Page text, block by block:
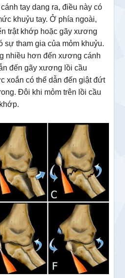
tay dang ra, điều này có
khuỷu tay. Ở phía ngoài,
trật khớp hoặc gãy xương
sự tham gia của mỏm khuỷu.
nhiều hơn đến xương cánh
đến gãy xương lồi cầu
xoắn có thể dẫn đến giật đứt
Đôi khi mỏm trên lồi cầu